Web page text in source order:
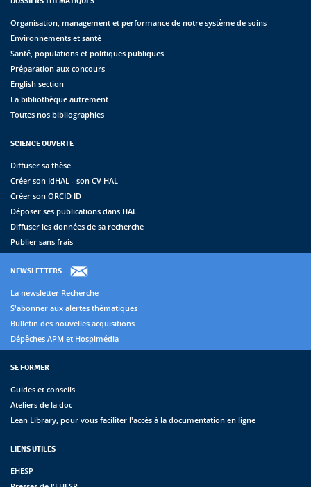
Organisation, management et performance de notre système de soins
Environnements et santé
Santé, populations et politiques publiques
Préparation aux concours
English section
La bibliothèque autrement
Toutes nos bibliographies
SCIENCE OUVERTE
Diffuser sa thèse
Créer son IdHAL - son CV HAL
Créer son ORCID ID
Déposer ses publications dans HAL
Diffuser les données de sa recherche
Publier sans frais
NEWSLETTERS
La newsletter Recherche
S'abonner aux alertes thématiques
Bulletin des nouvelles acquisitions
Dépêches APM et Hospimédia
SE FORMER
Guides et conseils
Ateliers de la doc
Lean Library, pour vous faciliter l'accès à la documentation en ligne
LIENS UTILES
EHESP